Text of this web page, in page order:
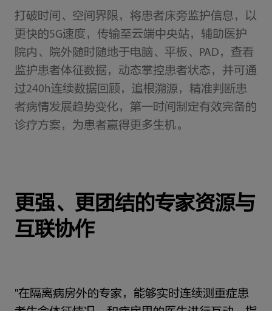
打破时间、空间界限，将患者床旁监护信息，以
更快的5G速度，传输至云端中央站，辅助医护
院内、院外随时随地于电脑、平板、PAD，查看
监护患者体征数据，动态掌控患者状态，并可通
过240h连续数据回顾，追根溯源，精准判断患
者病情发展趋势变化，第一时间制定有效完备的
诊疗方案，为患者赢得更多生机。
更强、更团结的专家资源与
互联协作
"在隔离病房外的专家，能够实时连续测重症患